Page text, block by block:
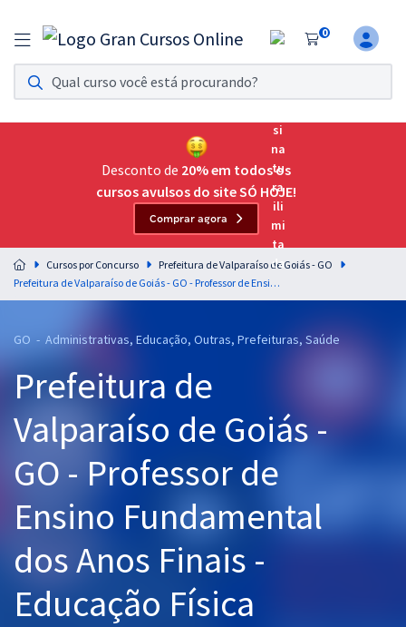
0
Assinatura Ilimitada 11
Acesso a todos os cursos. Teste grátis por 7 dias!
Assinatura OAB Até Passar
Acesso ilimitado a toda preparação para o Exame da
Residências Multiprofissionais
Preparação completa e intensiva para as principais
residências em saúde do Brasil
Cursos 20% OFF
Pós
Graduação
OAB
Mentorias
Questões grátis
Desconto de 20% em todos os
cursos avulsos do site SÓ HOJE!
Comprar agora
Cursos por Concurso
Prefeitura de Valparaíso de Goiás - GO
Prefeitura de Valparaíso de Goiás - GO - Professor de Ensino Fundamental dos Anos Finais - Educação Física
GO - Administrativas, Educação, Outras, Prefeituras, Saúde
Prefeitura de
Valparaíso de Goiás -
GO - Professor de
Ensino Fundamental
dos Anos Finais -
Educação Física